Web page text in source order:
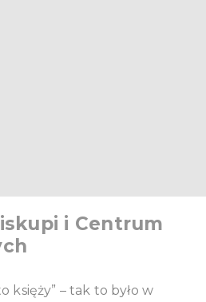
i Centrum
księży” – tak to było w